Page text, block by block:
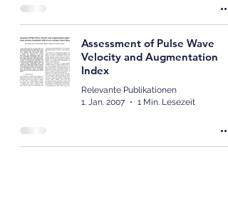
Assessment of Pulse Wave
Velocity and Augmentation
Index
Relevante Publikationen
1. Jan. 2007
1 Min. Lesezeit